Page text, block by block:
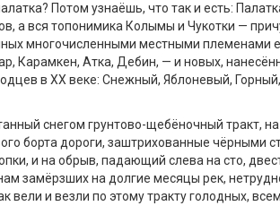
Потом узнаёшь, что так и есть:
а вся топонимика Колымы и Чукотки —
многочисленными местными племенами
Карамкен, Атка, Дебин, — и новых,
в ХХ веке: Снежный, Яблоневый,
снегом грунтово-щебёночный тракт,
борта дороги, заштрихованные чёрными
и на обрыв, падающий слева на сто,
замёрзших на долгие месяцы рек,
вели и везли по этому тракту голодных,